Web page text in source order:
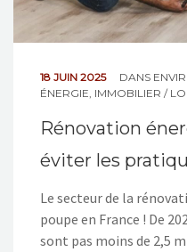
18 JUIN 2025 DANS
ÉNERGIE, IMMOBILIER /
Rénovation
éviter les
Le secteur de la
poupe en France ! De
sont pas moins de 2,5